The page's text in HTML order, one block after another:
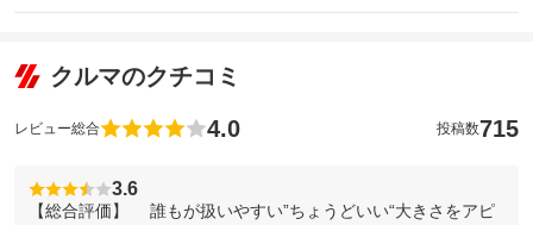
クルマのクチコミ
レビュー総合 4.0 投稿数715
3.6
【総合評価】 誰もが扱いやすい”ちょうどいい“大きさをアピ